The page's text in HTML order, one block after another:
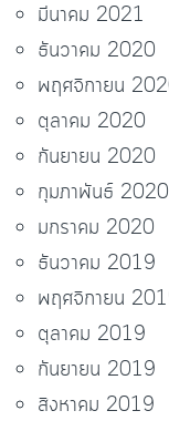
มีนาคม 2021
ธันวาคม 2020
พฤศจิกายน
ตุลาคม 2020
กันยายน 2020
กุมภาพันธ์ 2020
มกราคม 2020
ธันวาคม 2019
พฤศจิกายน
ตุลาคม 2019
กันยายน 2019
สิงหาคม 2019